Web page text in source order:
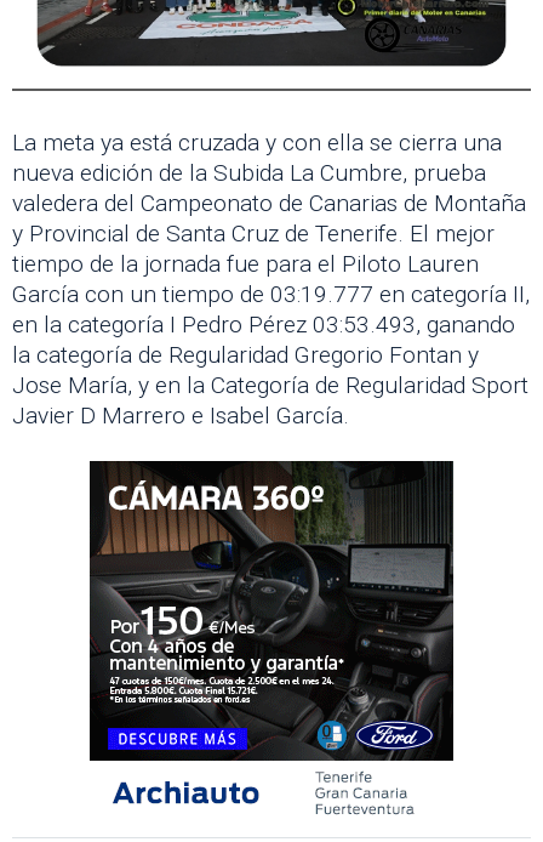
La meta ya está cruzada y con ella se cierra una
nueva edición de la Subida La Cumbre, prueba
valedera del Campeonato de Canarias de Montaña
y Provincial de Santa Cruz de Tenerife. El mejor
tiempo de la jornada fue para el Piloto Lauren
García con un tiempo de 03:19.777 en categoría II,
en la categoría I Pedro Pérez 03:53.493, ganando
la categoría de Regularidad Gregorio Fontan y
Jose María, y en la Categoría de Regularidad Sport
Javier D Marrero e Isabel García.